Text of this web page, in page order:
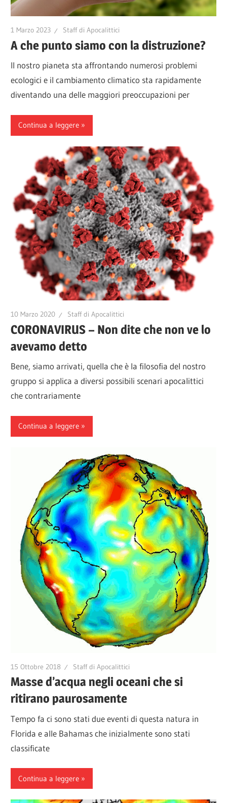
1 Marzo 2023 Staff di Apocalittici
A che punto siamo con la distruzione?
Il nostro pianeta sta affrontando numerosi problemi
ecologici e il cambiamento climatico sta rapidamente
diventando una delle maggiori preoccupazioni per
Continua a leggere
10 Marzo 2020 Staff di Apocalittici
CORONAVIRUS – Non dite che non ve lo
avevamo detto
Bene, siamo arrivati, quella che è la filosofia del nostro
gruppo si applica a diversi possibili scenari apocalittici
che contrariamente
Continua a leggere
15 Ottobre 2018 Staff di Apocalittici
Masse d’acqua negli oceani che si
ritirano paurosamente
Tempo fa ci sono stati due eventi di questa natura in
Florida e alle Bahamas che inizialmente sono stati
classificate
Continua a leggere